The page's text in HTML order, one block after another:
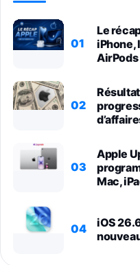
01
Le
iPhone,
AirPods
02
03
Apple
Mac,
04
iOS